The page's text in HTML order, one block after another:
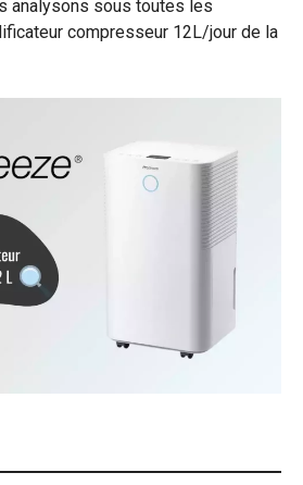
analysons sous toutes les
compresseur 12L/jour de la